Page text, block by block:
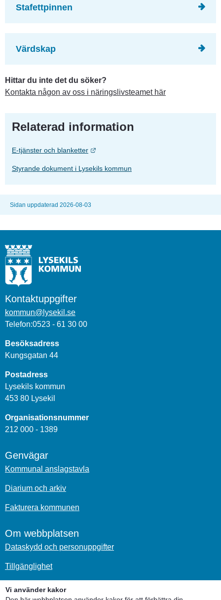
Vi använder kakor
Stafettpinnen
Värdskap
Hittar du inte det du söker?
Kontakta någon av oss i näringslivsteamet här
Relaterad information
E-tjänster och blanketter Länk till annan webbplats.
Styrande dokument i Lysekils kommun
Sidan uppdaterad 2026-08-03
Kontaktuppgifter
kommun@lysekil.se
Telefon:0523 - 61 30 00
Besöksadress
Kungsgatan 44
Postadress
Lysekils kommun
453 80 Lysekil
Organisationsnummer
212 000 - 1389
Genvägar
Kommunal anslagstavla
Diarium och arkiv
Fakturera kommunen
Om webbplatsen
Dataskydd och personuppgifter
Tillgänglighet
Om kakor